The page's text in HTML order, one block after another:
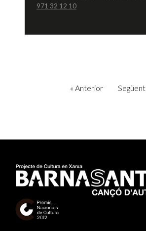
971 32 12 10
« Anterior Següent